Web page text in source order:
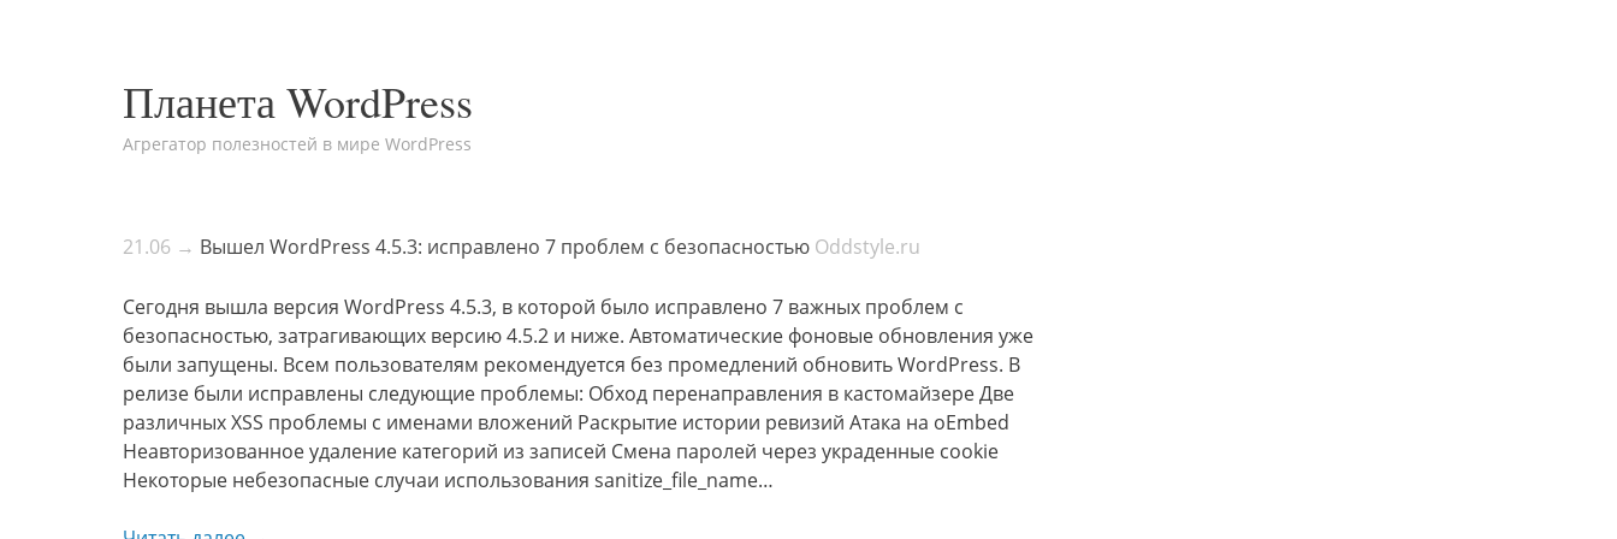
Планета WordPress
Агрегатор полезностей в мире WordPress
21.06 → Вышел WordPress 4.5.3: исправлено 7 проблем с безопасностью Oddstyle.ru
Сегодня вышла версия WordPress 4.5.3, в которой было исправлено 7 важных проблем с
безопасностью, затрагивающих версию 4.5.2 и ниже. Автоматические фоновые обновления уже
были запущены. Всем пользователям рекомендуется без промедлений обновить WordPress. В
релизе были исправлены следующие проблемы: Обход перенаправления в кастомайзере Две
различных XSS проблемы с именами вложений Раскрытие истории ревизий Атака на oEmbed
Неавторизованное удаление категорий из записей Смена паролей через украденные cookie
Некоторые небезопасные случаи использования sanitize_file_name…